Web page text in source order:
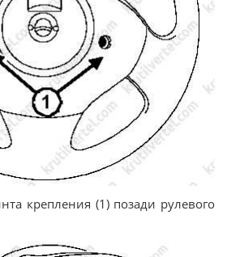
крепления (1) позади рулевого